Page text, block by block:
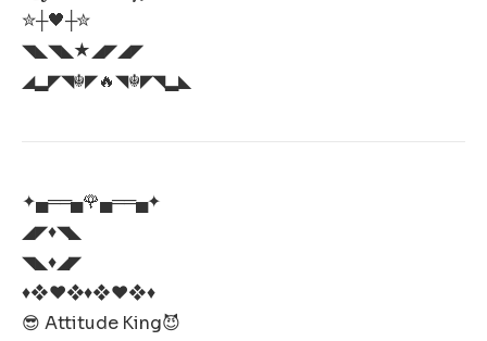
✮┼🖤┼✮
◥◣◥◣★◢◤◢◤
◢▂◤◥☬◤🔥◥☬◤◥▂◣
✦▄══▄🌹▄══▄✦
◢◤♦◥◣
◥◣♦️◢◤
♦❖♥❖♦❖♥❖♦
😎 Attitude King😈